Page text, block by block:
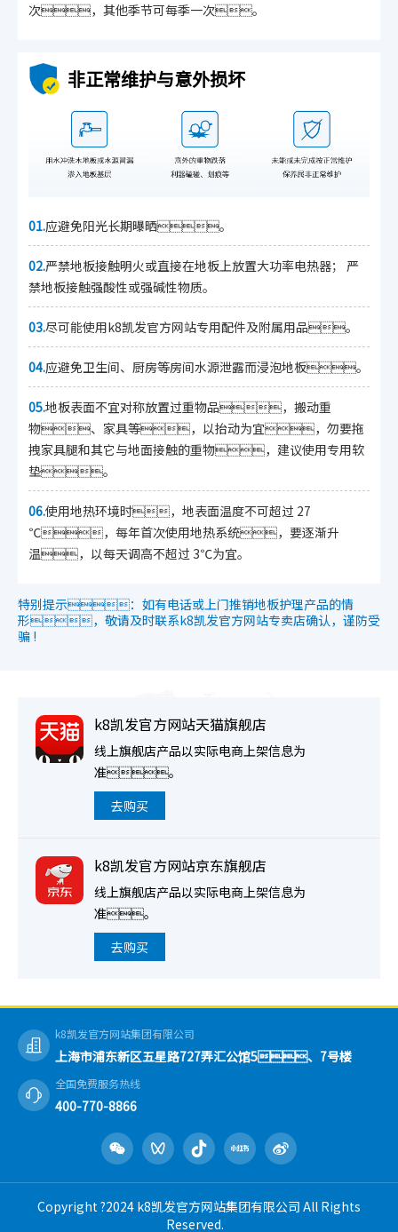
次，其他季节可每季一次。
非正常维护与意外损坏
01.应避免阳光长期曝晒。
02.严禁地板接触明火或直接在地板上放置大功率电热器； 严
禁地板接触强酸性或强碱性物质。
03.尽可能使用k8凯发官方网站专用配件及附属用品。
04.应避免卫生间、厨房等房间水源泄露而浸泡地板。
05.地板表面不宜对称放置过重物品，搬动重
物、家具等，以抬动为宜，勿要拖
拽家具腿和其它与地面接触的重物，建议使用专用软
垫。
06.使用地热环境时，地表面温度不可超过 27
℃，每年首次使用地热系统，要逐渐升
温，以每天调高不超过 3℃为宜。
特别提示：如有电话或上门推销地板护理产品的情
形，敬请及时联系k8凯发官方网站专卖店确认，谨防受
骗 !
k8凯发官方网站天猫旗舰店
线上旗舰店产品以实际电商上架信息为
准。
去购买
k8凯发官方网站京东旗舰店
线上旗舰店产品以实际电商上架信息为
准。
去购买
k8凯发官方网站集团有限公司
上海市浦东新区五星路727弄汇公馆5、7号楼
全国免费服务热线
400-770-8866
Copyright ?2024 k8凯发官方网站集团有限公司 All Rights
Reserved.